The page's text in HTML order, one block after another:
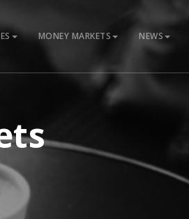
MONEY MARKETS NEWS